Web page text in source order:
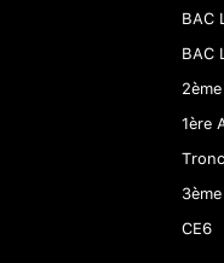
BAC
BAC
1ère
CE6